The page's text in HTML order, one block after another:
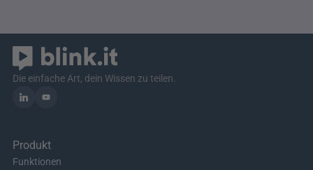
Die einfache Art, dein Wissen zu teilen.
Produkt
Funktionen